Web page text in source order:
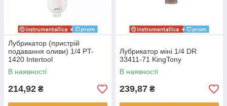
Лубрикатор (пристрій
подавання оливи) 1/4 PT-
1420 Intertool
В наявності
214,92 ₴
Лубрикатор міні 1/4 DR
33411-71 KingTony
В наявності
239,87 ₴